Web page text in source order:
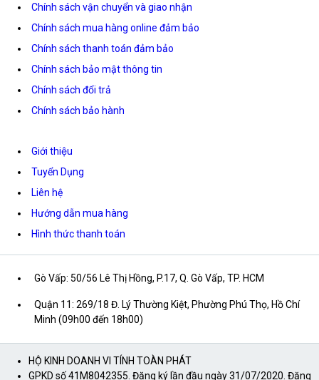
Chính sách vận chuyển và giao nhận
Chính sách mua hàng online đảm bảo
Chính sách thanh toán đảm bảo
Chính sách bảo mật thông tin
Chính sách đổi trả
Chính sách bảo hành
Giới thiệu
Tuyển Dụng
Liên hệ
Hướng dẫn mua hàng
Hình thức thanh toán
Gò Vấp: 50/56 Lê Thị Hồng, P.17, Q. Gò Vấp, TP. HCM
Quận 11: 269/18 Đ. Lý Thường Kiệt, Phường Phú Thọ, Hồ Chí
Minh (09h00 đến 18h00)
HỘ KINH DOANH VI TÍNH TOÀN PHÁT
GPKD số 41M8042355. Đăng ký lần đầu ngày 31/07/2020. Đăng